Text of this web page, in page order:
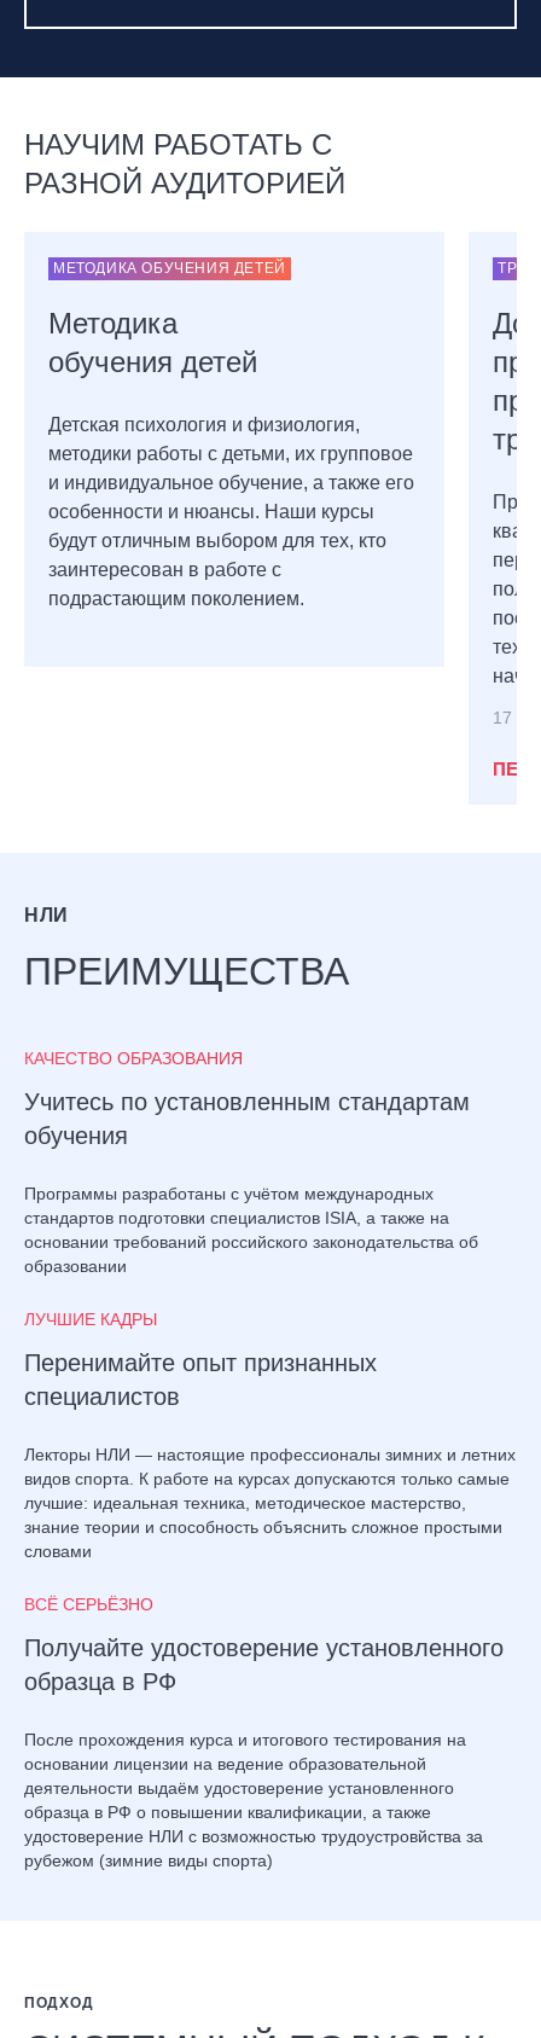
НАУЧИМ РАБОТАТЬ С
РАЗНОЙ АУДИТОРИЕЙ
МЕТОДИКА ОБУЧЕНИЯ ДЕТЕЙ
Методика
обучения детей
Детская психология и физиология,
методики работы с детьми, их групповое
и индивидуальное обучение, а также его
особенности и нюансы. Наши курсы
будут отличным выбором для тех, кто
заинтересован в работе с
подрастающим поколением.
17
НЛИ
ПРЕИМУЩЕСТВА
КАЧЕСТВО ОБРАЗОВАНИЯ
Учитесь по установленным стандартам
обучения
Программы разработаны с учётом международных
стандартов подготовки специалистов ISIA, а также на
основании требований российского законодательства об
образовании
ЛУЧШИЕ КАДРЫ
Перенимайте опыт признанных
специалистов
Лекторы НЛИ — настоящие профессионалы зимних и летних
видов спорта. К работе на курсах допускаются только самые
лучшие: идеальная техника, методическое мастерство,
знание теории и способность объяснить сложное простыми
словами
ВСË СЕРЬËЗНО
Получайте удостоверение установленного
образца в РФ
После прохождения курса и итогового тестирования на
основании лицензии на ведение образовательной
деятельности выдаём удостоверение установленного
образца в РФ о повышении квалификации, а также
удостоверение НЛИ с возможностью трудоустровйства за
рубежом (зимние виды спорта)
ПОДХОД